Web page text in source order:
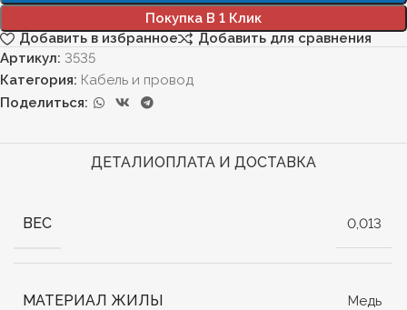
Покупка В 1 Клик
Добавить в избранное
Добавить для сравнения
Артикул: 3535
Категория: Кабель и провод
Поделиться:
ДЕТАЛИОПЛАТА И ДОСТАВКА
ВЕС 0,013
МАТЕРИАЛ ЖИЛЫ Медь